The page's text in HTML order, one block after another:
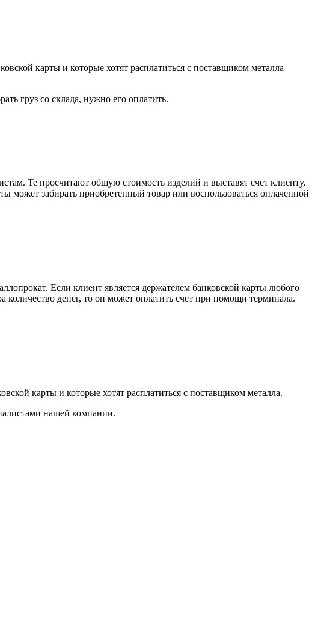
карты и которые хотят расплатиться с поставщиком металла
груз со склада, нужно его оплатить.
Те просчитают общую стоимость изделий и выставят счет клиенту,
может забирать приобретенный товар или воспользоваться оплаченной
Если клиент является держателем банковской карты любого
количество денег, то он может оплатить счет при помощи терминала.
карты и которые хотят расплатиться с поставщиком металла.
нашей компании.